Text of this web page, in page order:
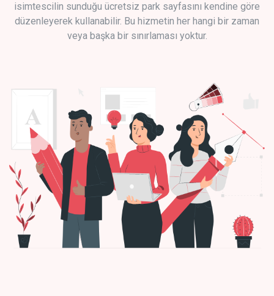
isimtescilin sunduğu ücretsiz park sayfasını kendine göre
düzenleyerek kullanabilir. Bu hizmetin her hangi bir zaman
veya başka bir sınırlaması yoktur.